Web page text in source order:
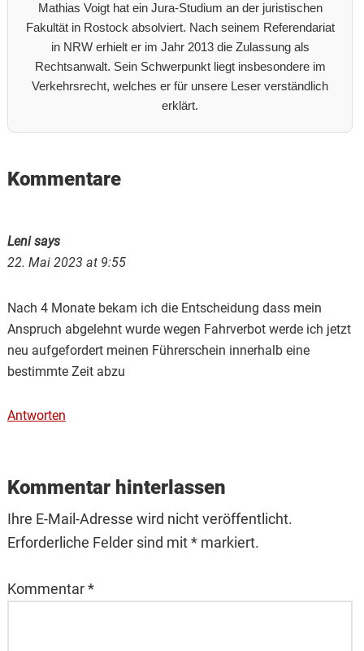
Mathias Voigt hat ein Jura-Studium an der juristischen
Fakultät in Rostock absolviert. Nach seinem Referendariat
in NRW erhielt er im Jahr 2013 die Zulassung als
Rechtsanwalt. Sein Schwerpunkt liegt insbesondere im
Verkehrsrecht, welches er für unsere Leser verständlich
erklärt.
Reader
Kommentare
Lenisays
22. Mai 2023 at 9:55
Nach 4 Monate bekam ich die Entscheidung dass mein
Anspruch abgelehnt wurde wegen Fahrverbot werde ich jetzt
neu aufgefordert meinen Führerschein innerhalb eine
bestimmte Zeit abzu
Antworten
Kommentar hinterlassen
Ihre E-Mail-Adresse wird nicht veröffentlicht.
Erforderliche Felder sind mit * markiert.
Kommentar*